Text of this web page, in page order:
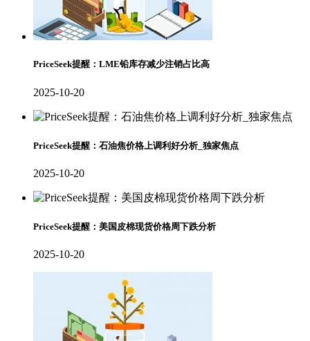
PriceSeek提醒：LME铅库存减少注销占比高
2025-10-20
PriceSeek提醒：石油焦价格上调利好分析_独家焦点
2025-10-20
PriceSeek提醒：美国皮棉现货价格周下跌分析
2025-10-20